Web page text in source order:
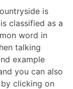
is
classified as a
word in
talking
example
you can also
clicking on